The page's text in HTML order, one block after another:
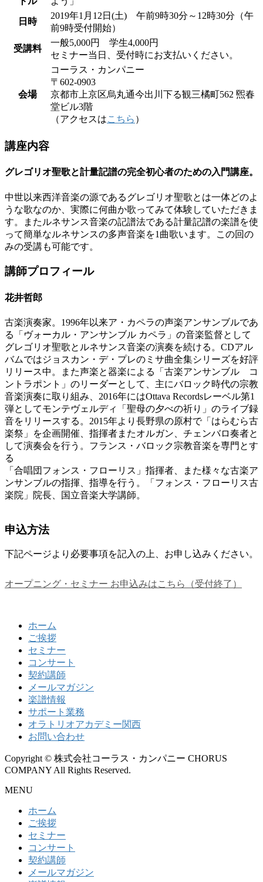
日時
2019年1月12日(土) 午前9時30分～12時30分（午
前9時受付開始）
受講料
一般5,000円 学生4,000円
セミナー当日、受付時にお支払いください。
会場
コーラス・カンパニー
〒602-0903
京都市上京区烏丸通今出川下る観三橘町562 煕春
堂ビル3階
（アクセスはこちら ）
講座内容
グレゴリオ聖歌と計量記譜の完全初心者のための入門講座。
中世以来西洋音楽の源であるグレゴリオ聖歌とは一体どのよ
うな歌なのか、実際に何曲か歌ってみて体験していただきま
す。またルネサンス音楽の記譜法である計量記譜の楽譜を使
って簡単なルネサンスの多声音楽を1曲歌います。この回の
みの受講も可能です。
講師プロフィール
花井哲郎
古楽演奏家。1996年以来ア・カペラの声楽アンサンブルであ
る「ヴォーカル・アンサンブル カペラ」の音楽監督として
グレゴリオ聖歌とルネサンス音楽の演奏を続ける。CDアル
バムではジョスカン・デ・プレのミサ曲全集シリーズを好評
リリース中。また声楽と器楽による「古楽アンサンブル コ
ントラポント」のリーダーとして、主にバロック時代の宗教
音楽演奏に取り組み、2016年にはOttava Recordsレーベル第1
弾としてモンテヴェルディ「聖母の夕べの祈り」のライブ録
音をリリースする。2015年より長野県の原村で「はらむら古
楽祭」を企画開催、指揮者またオルガン、チェンバロ奏者と
して演奏会を行う。フランス・バロック宗教音楽を専門とす
る
「合唱団フォンス・フローリス」指揮者、また様々な古楽ア
ンサンブルの指揮、指導を行う。「フォンス・フローリス古
楽院」院長、国立音楽大学講師。
申込方法
下記ページより必要事項を記入の上、お申し込みください。
オープニング・セミナー お申込みはこちら（受付終了）
ホーム
ご挨拶
セミナー
コンサート
契約講師
メールマガジン
楽譜情報
サポート業務
オラトリオアカデミー関西
お問い合わせ
Copyright © 株式会社コーラス・カンパニー CHORUS
COMPANY All Rights Reserved.
MENU
ホーム
ご挨拶
セミナー
コンサート
契約講師
メールマガジン